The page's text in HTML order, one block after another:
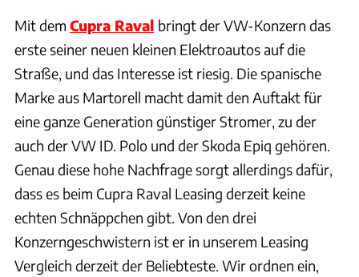
Mit dem Cupra Raval bringt der VW-Konzern das
erste seiner neuen kleinen Elektroautos auf die
Straße, und das Interesse ist riesig. Die spanische
Marke aus Martorell macht damit den Auftakt für
eine ganze Generation günstiger Stromer, zu der
auch der VW ID. Polo und der Skoda Epiq gehören.
Genau diese hohe Nachfrage sorgt allerdings dafür,
dass es beim Cupra Raval Leasing derzeit keine
echten Schnäppchen gibt. Von den drei
Konzerngeschwistern ist er in unserem Leasing
Vergleich derzeit der Beliebteste. Wir ordnen ein,